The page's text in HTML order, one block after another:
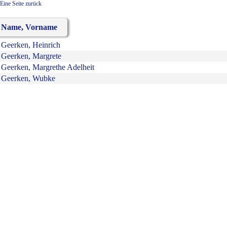
Eine Seite zurück
Name, Vorname
Geerken, Heinrich
Geerken, Margrete
Geerken, Margrethe Adelheit
Geerken, Wubke